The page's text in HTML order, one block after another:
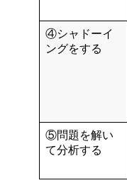
④シャドーイ
ングをする
⑤問題を解い
て分析する